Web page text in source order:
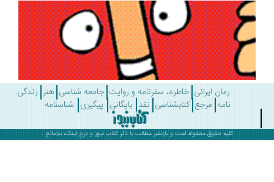
رمان ایرانی خاطره، سفرنامه و روایت جامعه شناسی هنر زندگی
مرجع کتابشناسی نقد بایگانی پیگیری شناسنامه
کلیه حقوق محفوظ است و بازنشر مطالب با ذکرکتاب نیوزو درج لینک، بلامانع .